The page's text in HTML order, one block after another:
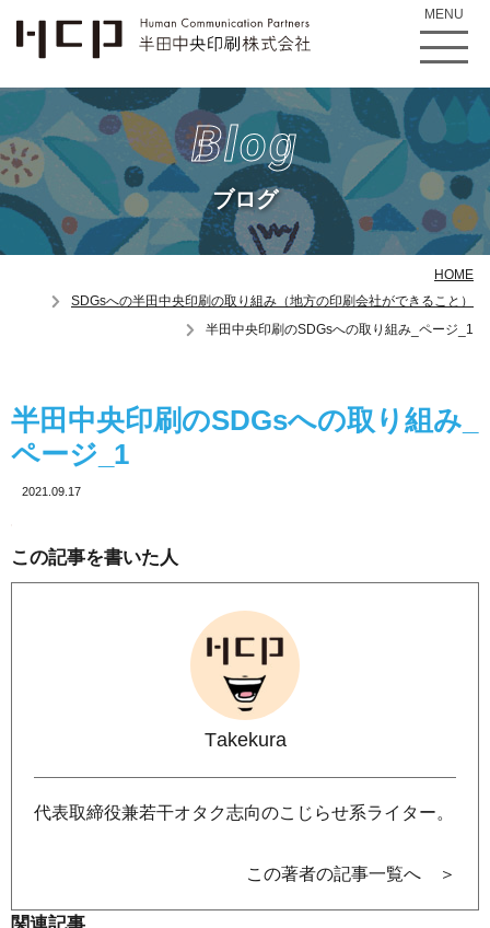
MENU
Blog
ブログ
HOME
SDGsへの半田中央印刷の取り組み（地方の印刷会社ができること）
半田中央印刷のSDGsへの取り組み_ページ_1
半田中央印刷のSDGsへの取り組み_
ページ_1
2021.09.17
この記事を書いた人
Takekura
代表取締役兼若干オタク志向のこじらせ系ライター。
この著者の記事一覧へ ＞
関連記事